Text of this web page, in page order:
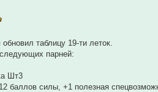
таблицу 19-ти леток.
парней:
Шт3
баллов силы, +1 полезная